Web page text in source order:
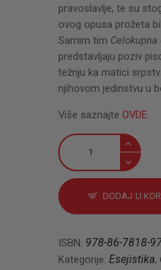
pravoslavlje, te su
ovog opusa prožeta
Samim tim Celokupna
predstavljaju poziv
težnju ka matici
njihovom jedinstvu u
Više saznajte OVDE.
Celokupna
dela
količina
DODAJ U
ISBN: 978-86-7818-
Kategorije: Esejistika,